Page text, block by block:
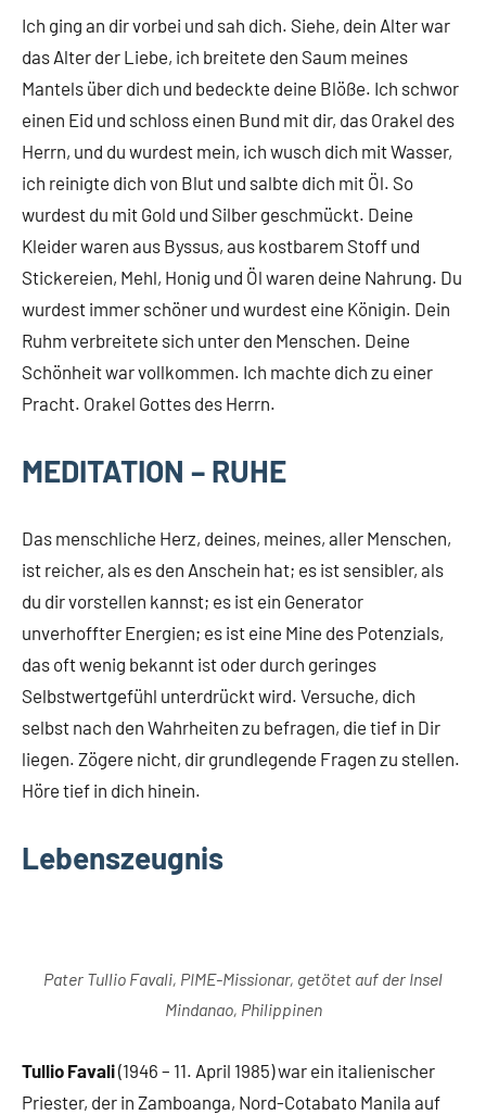
Ich ging an dir vorbei und sah dich. Siehe, dein Alter war
das Alter der Liebe, ich breitete den Saum meines
Mantels über dich und bedeckte deine Blöße. Ich schwor
einen Eid und schloss einen Bund mit dir, das Orakel des
Herrn, und du wurdest mein, ich wusch dich mit Wasser,
ich reinigte dich von Blut und salbte dich mit Öl. So
wurdest du mit Gold und Silber geschmückt. Deine
Kleider waren aus Byssus, aus kostbarem Stoff und
Stickereien, Mehl, Honig und Öl waren deine Nahrung. Du
wurdest immer schöner und wurdest eine Königin. Dein
Ruhm verbreitete sich unter den Menschen. Deine
Schönheit war vollkommen. Ich machte dich zu einer
Pracht. Orakel Gottes des Herrn.
MEDITATION – RUHE
Das menschliche Herz, deines, meines, aller Menschen,
ist reicher, als es den Anschein hat; es ist sensibler, als
du dir vorstellen kannst; es ist ein Generator
unverhoffter Energien; es ist eine Mine des Potenzials,
das oft wenig bekannt ist oder durch geringes
Selbstwertgefühl unterdrückt wird. Versuche, dich
selbst nach den Wahrheiten zu befragen, die tief in Dir
liegen. Zögere nicht, dir grundlegende Fragen zu stellen.
Höre tief in dich hinein.
Lebenszeugnis
Pater Tullio Favali, PIME-Missionar, getötet auf der Insel
Mindanao, Philippinen
Tullio Favali(1946 – 11. April 1985) war ein italienischer
Priester, der in Zamboanga, Nord-Cotabato Manila auf